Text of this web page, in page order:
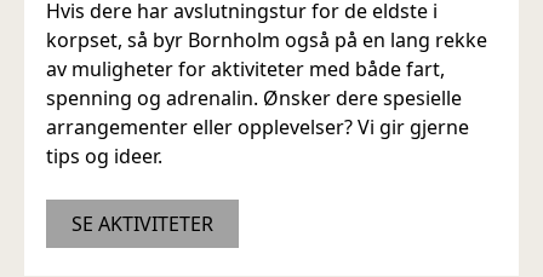
Hvis dere har avslutningstur for de eldste i
korpset, så byr Bornholm også på en lang rekke
av muligheter for aktiviteter med både fart,
spenning og adrenalin. Ønsker dere spesielle
arrangementer eller opplevelser? Vi gir gjerne
tips og ideer.
SE AKTIVITETER